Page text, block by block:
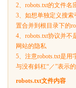
2、robots.txt的文件名
3、如想单独定义搜
置合并到根目录下的
4、robots.txt协议并
网站的隐私
5、注意robots.txt是
与没有斜杠“／”表示
robots.txt文件内容